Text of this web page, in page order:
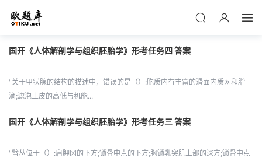
国开《人体解剖学与组织胚胎学》形考任务四 答案
"关于甲状腺的结构的描述中，错误的是（）:胞质内有丰富的滑面内质网和脂
滴;滤泡上皮的高低与机能...
国开《人体解剖学与组织胚胎学》形考任务三 答案
"臂丛位于（）:肩胛冈的下方;锁骨中点的下方;胸锁乳突肌上部的深方;锁骨中点